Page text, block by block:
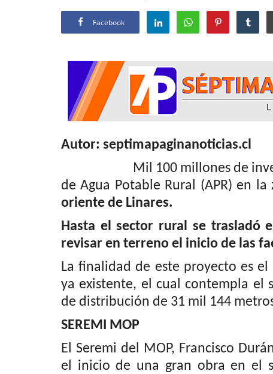
Facebook
Autor: septimapaginanoticias.cl
Mil 100 millones de
de Agua Potable Rural (APR) en la
oriente de Linares.
Hasta el sector rural se trasladó
revisar en terreno el inicio de las
La finalidad de este proyecto es
ya existente, el cual contempla el
de distribución de 31 mil 144
SEREMI MOP
El Seremi del MOP, Francisco
el inicio de una gran obra en el
Banda linarense Los
regresa de Brasil tras impulsar...
Editora Julio 30, 2026 131
La agrupación compartió durante una semana